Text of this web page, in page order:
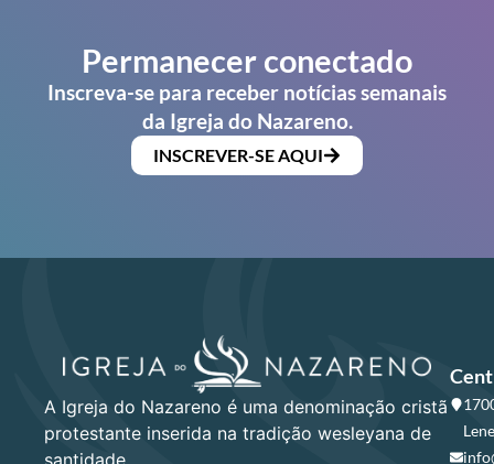
Permanecer conectado
Inscreva-se para receber notícias semanais
da Igreja do Nazareno.
INSCREVER-SE AQUI
A Igreja do Nazareno é uma denominação cristã
protestante inserida na tradição wesleyana de